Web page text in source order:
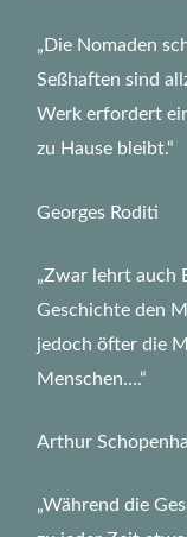
„Die Nomaden
Seßhaften sind
Werk erfordert
zu Hause bleibt.“
Georges Roditi
„Zwar lehrt auch
Geschichte den
jedoch öfter die
Menschen….“
Arthur
„Während die